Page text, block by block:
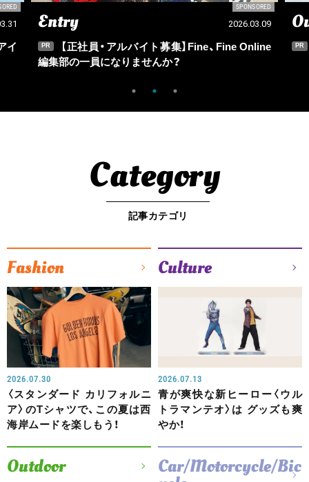
イ
SPONSORED
Entry 2026.03.09
PR
【正社員・アルバイト募集】Fine、Fine Online
編集部の一員になりませんか？
PR
Category
記事カテゴリ
Fashion
2026.07.30
〈スタンダード カリフォルニ
ア〉のTシャツで、この夏は西
海岸ムードを楽しもう！
Culture
2026.07.13
青が爽快な新ヒーロー〈ウル
トラマンテオ〉は グッズも爽
やか！
Outdoor Car/Motorcycle/Bic